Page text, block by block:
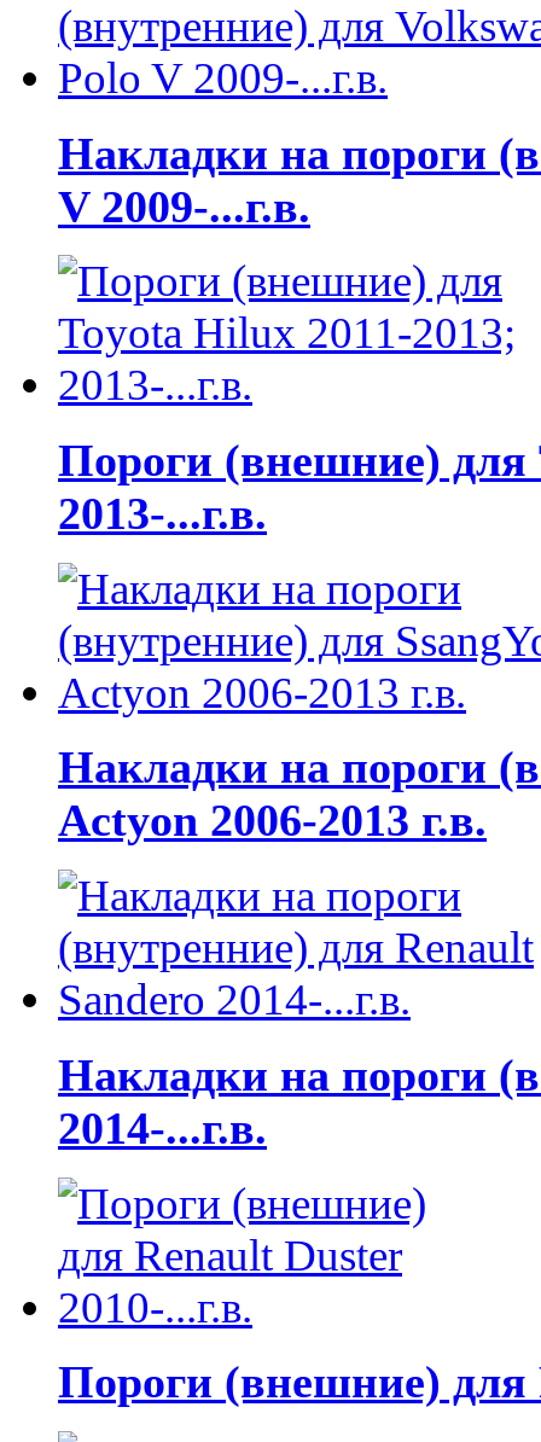
Накладки на пороги
V 2009-...г.в.
Пороги (внешние) для
2013-...г.в.
Накладки на пороги
Actyon 2006-2013 г.в.
Накладки на пороги
2014-...г.в.
Пороги (внешние) для